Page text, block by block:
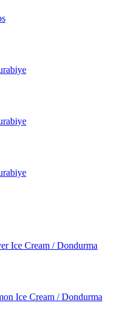
Ice Cream / Dondurma
Ice Cream / Dondurma